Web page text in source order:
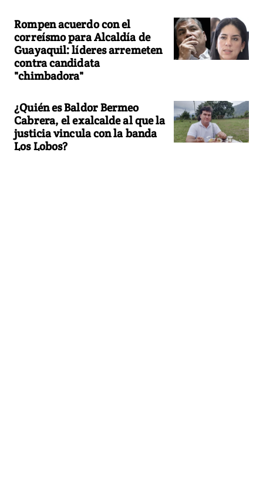
Rompen acuerdo con el
correísmo para Alcaldía de
Guayaquil: líderes arremeten
contra candidata
"chimbadora"
¿Quién es Baldor Bermeo
Cabrera, el exalcalde al que la
justicia vincula con la banda
Los Lobos?